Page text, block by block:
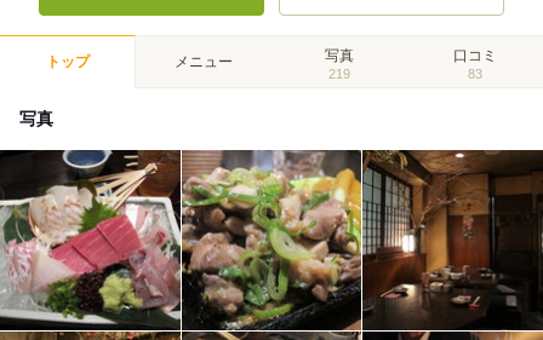
トップ メニュー 写真
219
口コミ
83
写真